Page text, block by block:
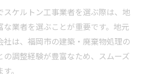
スケルトン工事業者を選ぶ際は、地
業者を選ぶことが重要です。地元
社は、福岡市の建築・廃棄物処理の
の調整経験が豊富なため、スムーズ
。